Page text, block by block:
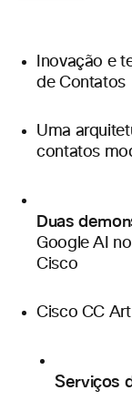
Inovação e
de Contatos
Uma
contatos
Duas
Google AI
Cisco
Cisco CC
Serviços